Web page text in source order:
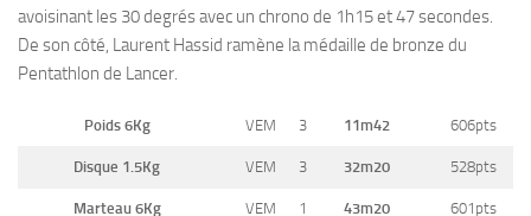
avoisinant les 30 degrés avec un chrono de 1h15 et 47 secondes.
De son côté, Laurent Hassid ramène la médaille de bronze du
Pentathlon de Lancer.
Poids 6Kg VEM 3 11m42 606pts
Disque 1.5Kg VEM 3 32m20 528pts
Marteau 6Kg VEM 1 43m20 601pts